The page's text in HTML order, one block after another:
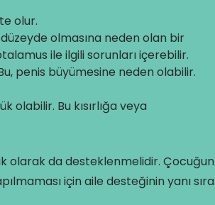
olur.
olmasına neden olan bir
ile ilgili sorunları içerebilir.
penis büyümesine neden olabilir.
olabilir. Bu kısırlığa veya
olarak da desteklenmelidir. Çocuğun
için aile desteğinin yanı sıra